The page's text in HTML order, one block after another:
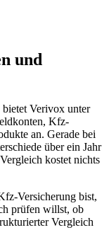
und
bietet Verivox unter
Kfz-
an. Gerade bei
über ein Jahr
kostet nichts
Versicherung bist,
prüfen willst, ob
Vergleich